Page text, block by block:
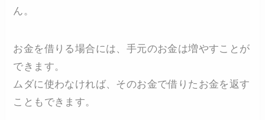
ん。
お金を借りる場合には、手元のお金は増やすことが
できます。
ムダに使わなければ、そのお金で借りたお金を返す
こともできます。